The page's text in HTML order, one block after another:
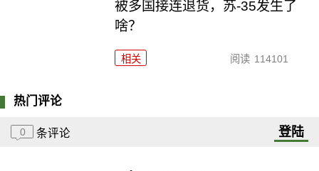
被多国接连退货，苏-35发生了
啥？
相关 阅读 114101
热门评论
0 条评论 登陆